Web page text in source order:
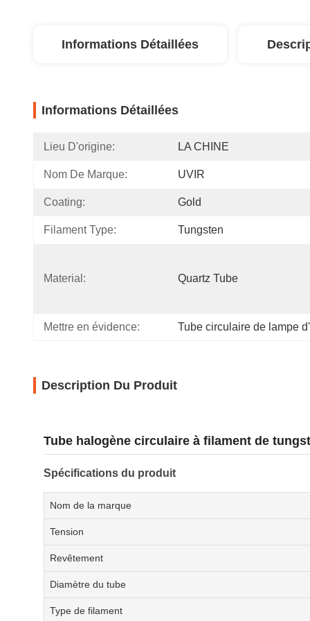
Informations Détaillées
Informations Détaillées
Lieu D'origine: LA CHINE
Nom De Marque: UVIR
Coating: Gold
Filament Type: Tungsten
Material: Quartz Tube
Mettre en évidence: Tube circulaire de lampe
Description Du Produit
Tube halogène circulaire à filament de
Spécifications du produit
Nom de la marque
Tension
Revêtement
Diamètre du tube
Type de filament